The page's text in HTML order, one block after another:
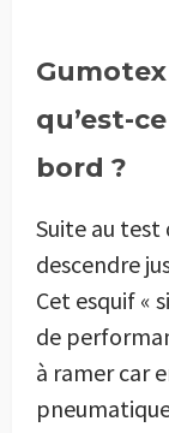
qu’est-
bord ?
Suite au test
descendre
Cet esquif «
de
à ramer car